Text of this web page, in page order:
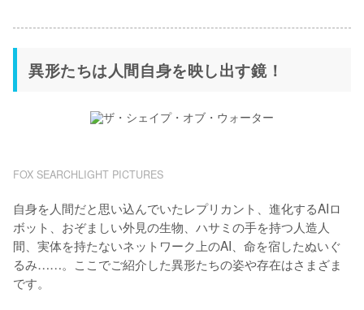
異形たちは人間自身を映し出す鏡！
FOX SEARCHLIGHT PICTURES
自身を人間だと思い込んでいたレプリカント、進化するAIロ
ボット、おぞましい外見の生物、ハサミの手を持つ人造人
間、実体を持たないネットワーク上のAI、命を宿したぬいぐ
るみ……。ここでご紹介した異形たちの姿や存在はさまざま
です。